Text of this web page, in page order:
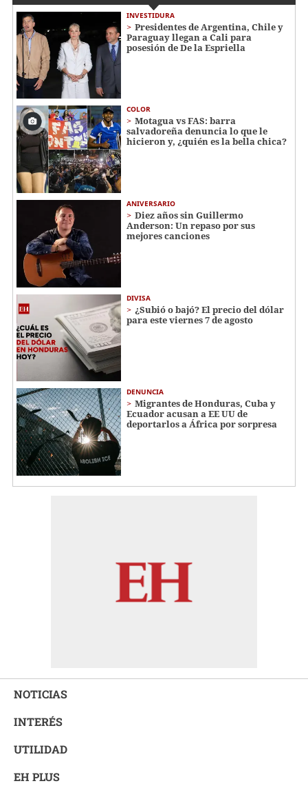
INVESTIDURA
Presidentes de Argentina, Chile y
Paraguay llegan a Cali para
posesión de De la Espriella
COLOR
Motagua vs FAS: barra
salvadoreña denuncia lo que le
hicieron y, ¿quién es la bella chica?
ANIVERSARIO
Diez años sin Guillermo
Anderson: Un repaso por sus
mejores canciones
DIVISA
¿Subió o bajó? El precio del dólar
para este viernes 7 de agosto
DENUNCIA
Migrantes de Honduras, Cuba y
Ecuador acusan a EE UU de
deportarlos a África por sorpresa
NOTICIAS
INTERÉS
UTILIDAD
EH PLUS